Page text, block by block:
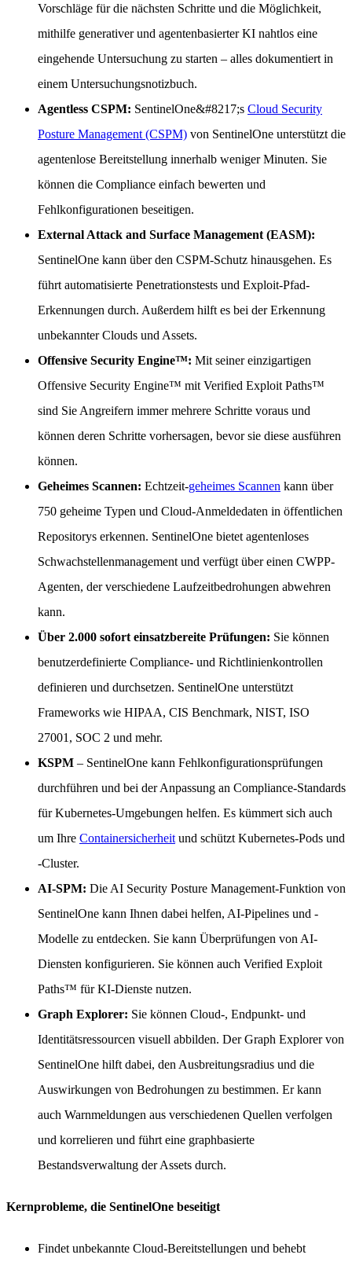
Vorschläge für die nächsten Schritte und die Möglichkeit,
mithilfe generativer und agentenbasierter KI nahtlos eine
eingehende Untersuchung zu starten – alles dokumentiert in
einem Untersuchungsnotizbuch.
Agentless CSPM: SentinelOne&#8217;s Cloud Security
Posture Management (CSPM) von SentinelOne unterstützt die
agentenlose Bereitstellung innerhalb weniger Minuten. Sie
können die Compliance einfach bewerten und
Fehlkonfigurationen beseitigen.
External Attack and Surface Management (EASM):
SentinelOne kann über den CSPM-Schutz hinausgehen. Es
führt automatisierte Penetrationstests und Exploit-Pfad-
Erkennungen durch. Außerdem hilft es bei der Erkennung
unbekannter Clouds und Assets.
Offensive Security Engine™: Mit seiner einzigartigen
Offensive Security Engine™ mit Verified Exploit Paths™
sind Sie Angreifern immer mehrere Schritte voraus und
können deren Schritte vorhersagen, bevor sie diese ausführen
können.
Geheimes Scannen: Echtzeit-geheimes Scannen kann über
750 geheime Typen und Cloud-Anmeldedaten in öffentlichen
Repositorys erkennen. SentinelOne bietet agentenloses
Schwachstellenmanagement und verfügt über einen CWPP-
Agenten, der verschiedene Laufzeitbedrohungen abwehren
kann.
Über 2.000 sofort einsatzbereite Prüfungen: Sie können
benutzerdefinierte Compliance- und Richtlinienkontrollen
definieren und durchsetzen. SentinelOne unterstützt
Frameworks wie HIPAA, CIS Benchmark, NIST, ISO
27001, SOC 2 und mehr.
KSPM – SentinelOne kann Fehlkonfigurationsprüfungen
durchführen und bei der Anpassung an Compliance-Standards
für Kubernetes-Umgebungen helfen. Es kümmert sich auch
um Ihre Containersicherheit und schützt Kubernetes-Pods und
-Cluster.
AI-SPM: Die AI Security Posture Management-Funktion von
SentinelOne kann Ihnen dabei helfen, AI-Pipelines und -
Modelle zu entdecken. Sie kann Überprüfungen von AI-
Diensten konfigurieren. Sie können auch Verified Exploit
Paths™ für KI-Dienste nutzen.
Graph Explorer: Sie können Cloud-, Endpunkt- und
Identitätsressourcen visuell abbilden. Der Graph Explorer von
SentinelOne hilft dabei, den Ausbreitungsradius und die
Auswirkungen von Bedrohungen zu bestimmen. Er kann
auch Warnmeldungen aus verschiedenen Quellen verfolgen
und korrelieren und führt eine graphbasierte
Bestandsverwaltung der Assets durch.
Kernprobleme, die SentinelOne beseitigt
Findet unbekannte Cloud-Bereitstellungen und behebt